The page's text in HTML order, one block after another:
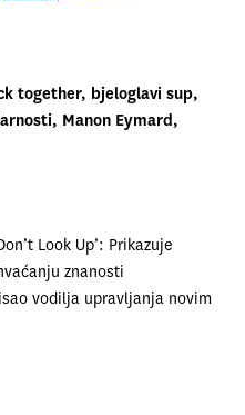
together, bjeloglavi sup
, Manon Eymard
Look Up’: Prikazuje
znanosti
vodilja upravljanja novim